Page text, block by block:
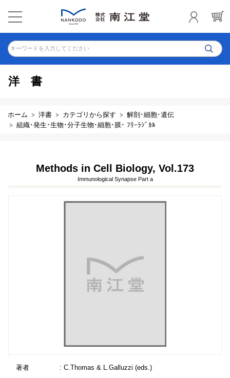
キーワードを入力してください
洋書
ホーム 洋書 カテゴリから探す
解剖･細胞･遺伝
組織･発生･生物･分子生物･細胞･膜･ ﾌﾘｰﾗｼﾞｶﾙ
Methods in Cell Biology, Vol.173
Immunological Synapse Part a
著者
: C.Thomas & L.Galluzzi (eds.)